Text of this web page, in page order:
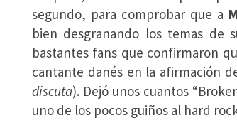
segundo, para comprobar que a
bien desgranando los temas de
bastantes fans que confirmaron
cantante danés en la afirmación
discuta). Dejó unos cuantos
uno de los pocos guiños al hard